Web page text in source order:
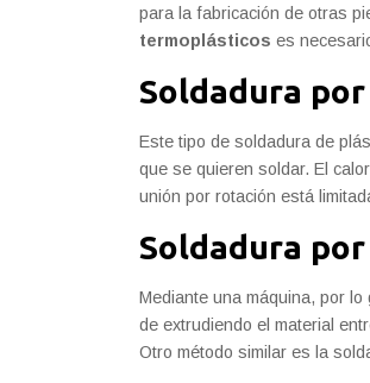
para la fabricación de otras
termoplásticos es
Soldadura
Este tipo de soldadura de
que se quieren soldar. El
unión por rotación está
Soldadura
Mediante una máquina, por
de extrudiendo el material
Otro método similar es la